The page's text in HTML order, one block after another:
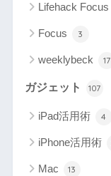
Lifehack Focus
Focus 3
weeklybeck 17
ガジェット 107
iPad活用術 4
iPhone活用術
Mac 13